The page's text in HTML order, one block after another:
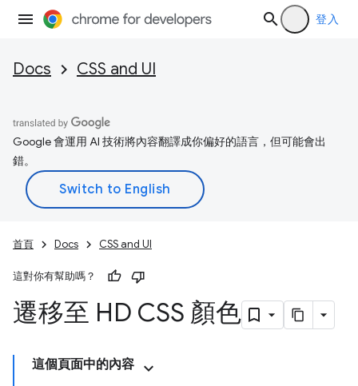
登入
Docs CSS and UI
Google 會運用 AI 技術將內容翻譯成你偏好的語言，但可能會出
錯。
首頁 Docs CSS and UI
這對你有幫助嗎？
遷移至 HD CSS 顏色
這個頁面中的內容